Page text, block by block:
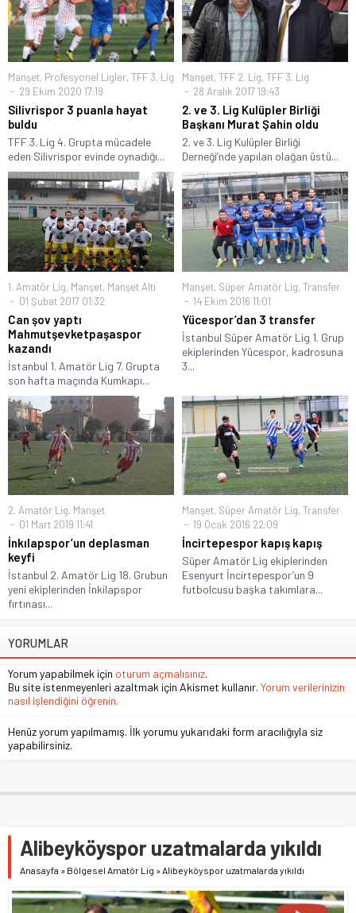
Manşet, Profesyonel Ligler, TFF 3. Lig
29 Ekim 2020 17:19
Silivrispor 3 puanla hayat
buldu
TFF 3. Lig 4. Grupta mücadele
eden Silivrispor evinde oynadığı...
Manşet, TFF 2. Lig, TFF 3. Lig
28 Aralık 2017 19:43
2. ve 3. Lig Kulüpler Birliği
Başkanı Murat Şahin oldu
2. ve 3. Lig Kulüpler Birliği
Derneği’nde yapılan olağan üstü...
1. Amatör Lig, Manşet, Manşet Altı
01 Şubat 2017 01:32
Can şov yaptı
Mahmutşevketpaşaspor
kazandı
İstanbul 1. Amatör Lig 7. Grupta
son hafta maçında Kumkapı...
Manşet, Süper Amatör Lig, Transfer
14 Ekim 2016 11:01
Yücespor’dan 3 transfer
İstanbul Süper Amatör Lig 1. Grup
ekiplerinden Yücespor, kadrosuna
3...
2. Amatör Lig, Manşet
01 Mart 2019 11:41
İnkılapspor’un deplasman
keyfi
İstanbul 2. Amatör Lig 18. Grubun
yeni ekiplerinden İnkilapspor
fırtınası...
Manşet, Süper Amatör Lig, Transfer
19 Ocak 2016 22:09
İncirtepespor kapış kapış
Süper Amatör Lig ekiplerinden
Esenyurt İncirtepespor’un 9
futbolcusu başka takımlara...
YORUMLAR
Yorum yapabilmek için oturum açmalısınız.
Bu site istenmeyenleri azaltmak için Akismet kullanır. Yorum verilerinizin
nasıl işlendiğini öğrenin.
Henüz yorum yapılmamış. İlk yorumu yukarıdaki form aracılığıyla siz
yapabilirsiniz.
Alibeyköyspor uzatmalarda yıkıldı
Anasayfa » Bölgesel Amatör Lig »Alibeyköyspor uzatmalarda yıkıldı